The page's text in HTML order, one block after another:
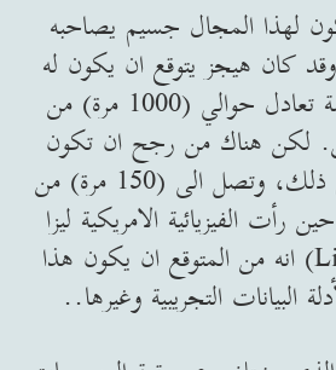
لهذا المجال جسيم يصاحبه
كان هيجز يتوقع ان يكون له
بوزون ذو كتلة ضخمة تعادل حوالي (1000 مرة) من
لكن هناك من رجح ان تكون
هذه الكتلة اخف من ذلك، وتصل الى (150 مرة) من
الفيزيائية الامريكية ليزا
راندل (Lisa Randall) انه من المتوقع ان يكون هذا
البيانات التجريبية وغيرها..